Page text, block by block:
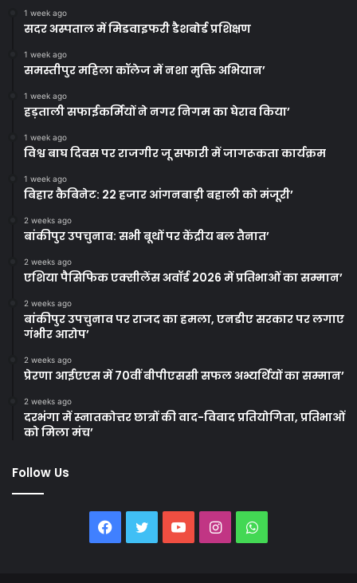
1 week ago
सदर अस्पताल में मिडवाइफरी डैशबोर्ड प्रशिक्षण
1 week ago
समस्तीपुर महिला कॉलेज में नशा मुक्ति अभियान’
1 week ago
हड़ताली सफाईकर्मियों ने नगर निगम का घेराव किया’
1 week ago
विश्व बाघ दिवस पर राजगीर जू सफारी में जागरूकता कार्यक्रम
1 week ago
बिहार कैबिनेट: 22 हजार आंगनबाड़ी बहाली को मंजूरी’
2 weeks ago
बांकीपुर उपचुनाव: सभी बूथों पर केंद्रीय बल तैनात’
2 weeks ago
एशिया पैसिफिक एक्सीलेंस अवॉर्ड 2026 में प्रतिभाओं का सम्मान’
2 weeks ago
बांकीपुर उपचुनाव पर राजद का हमला, एनडीए सरकार पर लगाए
गंभीर आरोप’
2 weeks ago
प्रेरणा आईएएस में 70वीं बीपीएससी सफल अभ्यर्थियों का सम्मान’
2 weeks ago
दरभंगा में स्नातकोत्तर छात्रों की वाद-विवाद प्रतियोगिता, प्रतिभाओं
को मिला मंच’
Follow Us
Facebook
TwitterYouTubeInstagramWhatsApp